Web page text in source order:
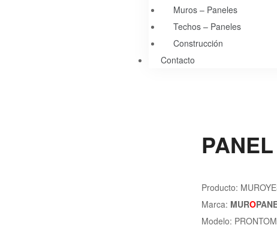
Muros – Paneles
Techos – Paneles
Construcción
Contacto
Producto:
Marca: MURO
Modelo: